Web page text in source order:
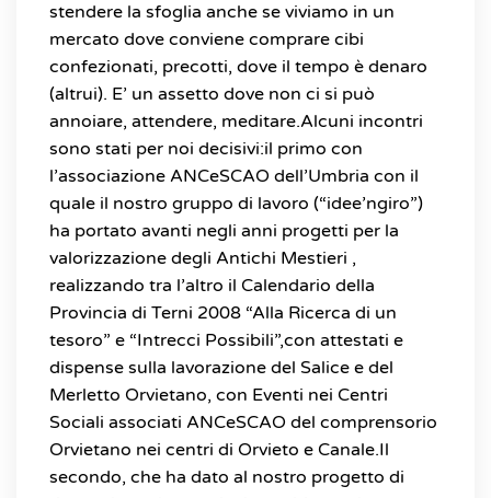
stendere la sfoglia anche se viviamo in un
mercato dove conviene comprare cibi
confezionati, precotti, dove il tempo è denaro
(altrui). E’ un assetto dove non ci si può
annoiare, attendere, meditare.Alcuni incontri
sono stati per noi decisivi:il primo con
l’associazione ANCeSCAO dell’Umbria con il
quale il nostro gruppo di lavoro (“idee’ngiro”)
ha portato avanti negli anni progetti per la
valorizzazione degli Antichi Mestieri ,
realizzando tra l’altro il Calendario della
Provincia di Terni 2008 “Alla Ricerca di un
tesoro” e “Intrecci Possibili”,con attestati e
dispense sulla lavorazione del Salice e del
Merletto Orvietano, con Eventi nei Centri
Sociali associati ANCeSCAO del comprensorio
Orvietano nei centri di Orvieto e Canale.Il
secondo, che ha dato al nostro progetto di